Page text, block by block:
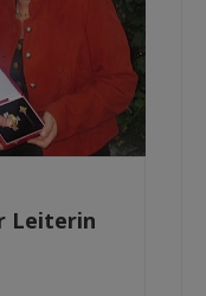
Leiterin